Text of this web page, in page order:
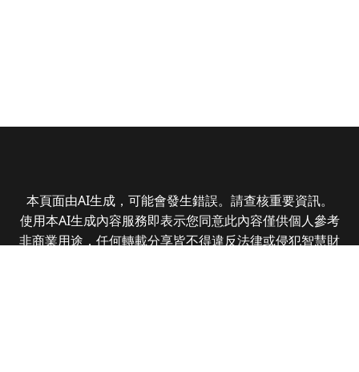
本頁面由AI生成，可能會發生錯誤。請查核重要資訊。
使用本AI生成內容服務即表示您同意此內容僅供個人參考
非商業用途，任何轉載分享皆不得違反法律或侵犯智慧財